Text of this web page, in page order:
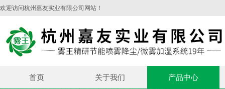
欢迎访问杭州嘉友实业有限公司网站！
首页 关于我们 产品中心